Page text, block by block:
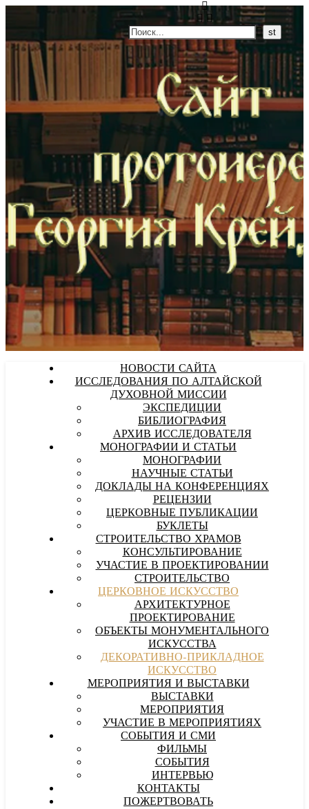
НОВОСТИ САЙТА
ИССЛЕДОВАНИЯ ПО АЛТАЙСКОЙ
ДУХОВНОЙ МИССИИ
ЭКСПЕДИЦИИ
БИБЛИОГРАФИЯ
АРХИВ ИССЛЕДОВАТЕЛЯ
МОНОГРАФИИ И СТАТЬИ
МОНОГРАФИИ
НАУЧНЫЕ СТАТЬИ
ДОКЛАДЫ НА КОНФЕРЕНЦИЯХ
РЕЦЕНЗИИ
ЦЕРКОВНЫЕ ПУБЛИКАЦИИ
БУКЛЕТЫ
СТРОИТЕЛЬСТВО ХРАМОВ
КОНСУЛЬТИРОВАНИЕ
УЧАСТИЕ В ПРОЕКТИРОВАНИИ
СТРОИТЕЛЬСТВО
ЦЕРКОВНОЕ ИСКУССТВО
АРХИТЕКТУРНОЕ
ПРОЕКТИРОВАНИЕ
ОБЪЕКТЫ МОНУМЕНТАЛЬНОГО
ИСКУССТВА
ДЕКОРАТИВНО-ПРИКЛАДНОЕ
ИСКУССТВО
МЕРОПРИЯТИЯ И ВЫСТАВКИ
ВЫСТАВКИ
МЕРОПРИЯТИЯ
УЧАСТИЕ В МЕРОПРИЯТИЯХ
СОБЫТИЯ И СМИ
ФИЛЬМЫ
СОБЫТИЯ
ИНТЕРВЬЮ
КОНТАКТЫ
ПОЖЕРТВОВАТЬ